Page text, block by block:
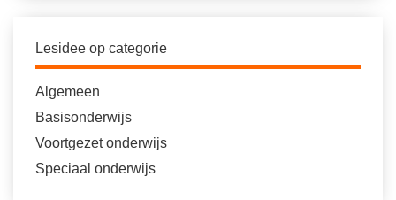
Lesidee op categorie
Algemeen
Basisonderwijs
Voortgezet onderwijs
Speciaal onderwijs